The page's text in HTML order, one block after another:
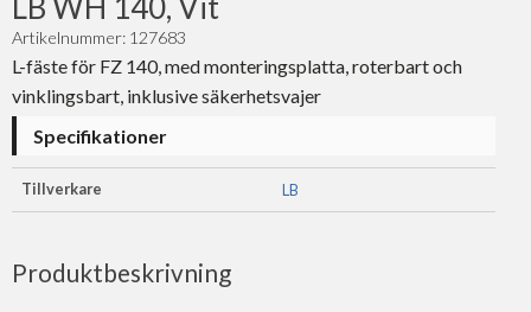
Artikelnummer: 127683
L-fäste för FZ 140, med monteringsplatta, roterbart och
vinklingsbart, inklusive säkerhetsvajer
Specifikationer
Tillverkare LB
Produktbeskrivning